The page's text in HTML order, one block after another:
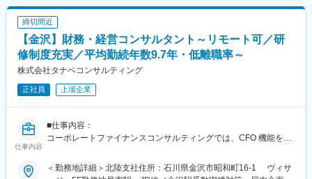
当社は新規事業の立ち上げを中心とした経営コンサルティングと
システムの受託開発・SES事業を展開する会社で、現在はプロジ
ェクトマネージャー1名・リーダー1名・メンバー3名の計5名の組
織を構築しています。
■当社の魅力：
「困った人を助けたい」という思いから新規事業の立ち上げを支
援する収益事業と宮城県塩釜市を舞台とする社会貢献事業を展開
かき、共に成功を分かち合うようなご支援を実施。
宮城県に戻ってきました。
締切間近
【金沢】財務・経営コンサルタント～リモート可／研
修制度充実／平均勤続年数9.7年・低離職率～
株式会社タナベコンサルティング
正社員 上場企業
仕事内容
■仕事内容：
コーポレートファイナンスコンサルティングでは、CFO 機能を発
営システム構築、IPO 支援まで、企業の成長ステージに合わせた
最適なコンサルティングを提供いたします。顧客価値を中心に据
＜勤務地詳細＞北陸支社住所：石川県金沢市昭和町16-1 ヴィサ